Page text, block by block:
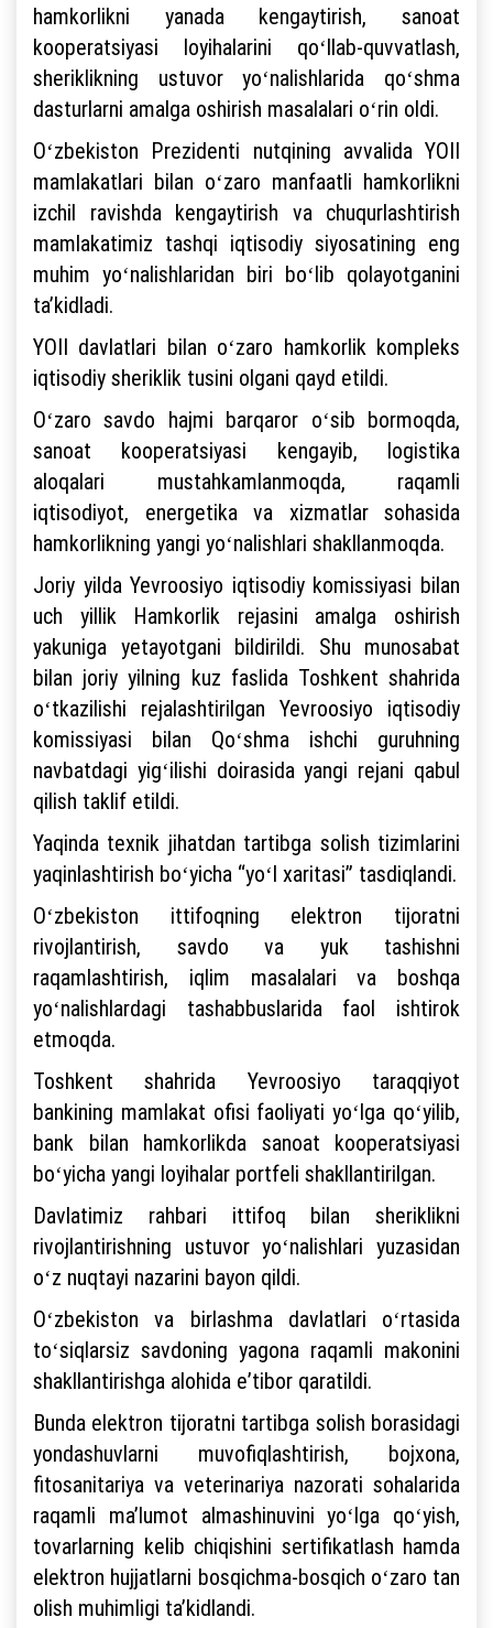
hamkorlikni yanada kengaytirish, sanoat
kooperatsiyasi loyihalarini qoʻllab-quvvatlash,
sheriklikning ustuvor yoʻnalishlarida qoʻshma
dasturlarni amalga oshirish masalalari oʻrin oldi.
Oʻzbekiston Prezidenti nutqining avvalida YOII
mamlakatlari bilan oʻzaro manfaatli hamkorlikni
izchil ravishda kengaytirish va chuqurlashtirish
mamlakatimiz tashqi iqtisodiy siyosatining eng
muhim yoʻnalishlaridan biri boʻlib qolayotganini
taʼkidladi.
YOII davlatlari bilan oʻzaro hamkorlik kompleks
iqtisodiy sheriklik tusini olgani qayd etildi.
Oʻzaro savdo hajmi barqaror oʻsib bormoqda,
sanoat kooperatsiyasi kengayib, logistika
aloqalari mustahkamlanmoqda, raqamli
iqtisodiyot, energetika va xizmatlar sohasida
hamkorlikning yangi yoʻnalishlari shakllanmoqda.
Joriy yilda Yevroosiyo iqtisodiy komissiyasi bilan
uch yillik Hamkorlik rejasini amalga oshirish
yakuniga yetayotgani bildirildi. Shu munosabat
bilan joriy yilning kuz faslida Toshkent shahrida
oʻtkazilishi rejalashtirilgan Yevroosiyo iqtisodiy
komissiyasi bilan Qoʻshma ishchi guruhning
navbatdagi yigʻilishi doirasida yangi rejani qabul
qilish taklif etildi.
Yaqinda texnik jihatdan tartibga solish tizimlarini
yaqinlashtirish boʻyicha “yoʻl xaritasi” tasdiqlandi.
Oʻzbekiston ittifoqning elektron tijoratni
rivojlantirish, savdo va yuk tashishni
raqamlashtirish, iqlim masalalari va boshqa
yoʻnalishlardagi tashabbuslarida faol ishtirok
etmoqda.
Toshkent shahrida Yevroosiyo taraqqiyot
bankining mamlakat ofisi faoliyati yoʻlga qoʻyilib,
bank bilan hamkorlikda sanoat kooperatsiyasi
boʻyicha yangi loyihalar portfeli shakllantirilgan.
Davlatimiz rahbari ittifoq bilan sheriklikni
rivojlantirishning ustuvor yoʻnalishlari yuzasidan
oʻz nuqtayi nazarini bayon qildi.
Oʻzbekiston va birlashma davlatlari oʻrtasida
toʻsiqlarsiz savdoning yagona raqamli makonini
shakllantirishga alohida eʼtibor qaratildi.
Bunda elektron tijoratni tartibga solish borasidagi
yondashuvlarni muvofiqlashtirish, bojxona,
fitosanitariya va veterinariya nazorati sohalarida
raqamli maʼlumot almashinuvini yoʻlga qoʻyish,
tovarlarning kelib chiqishini sertifikatlash hamda
elektron hujjatlarni bosqichma-bosqich oʻzaro tan
olish muhimligi taʼkidlandi.